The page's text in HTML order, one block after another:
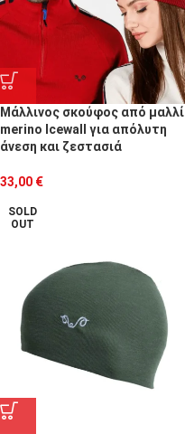
Μάλλινος σκούφος από μαλλί
merino Icewall για απόλυτη
άνεση και ζεστασιά
33,00 €
SOLD
OUT